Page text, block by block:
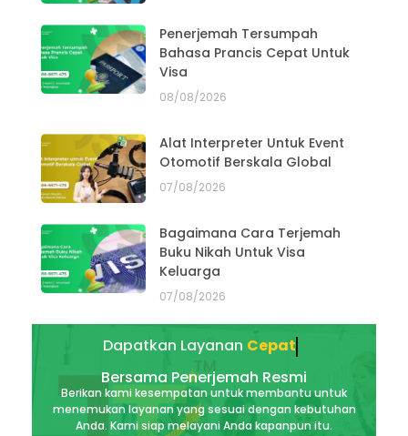
Penerjemah Tersumpah
Bahasa Prancis Cepat Untuk
Visa
08/08/2026
Alat Interpreter Untuk Event
Otomotif Berskala Global
07/08/2026
Bagaimana Cara Terjemah
Buku Nikah Untuk Visa
Keluarga
07/08/2026
Dapatkan LayananAkurat
Bersama Penerjemah Resmi
Berikan kami kesempatan untuk membantu untuk
menemukan layanan yang sesuai dengan kebutuhan
Anda. Kami siap melayani Anda kapanpun itu.